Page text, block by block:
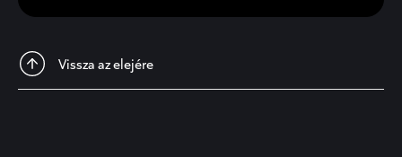
Vissza az elejére